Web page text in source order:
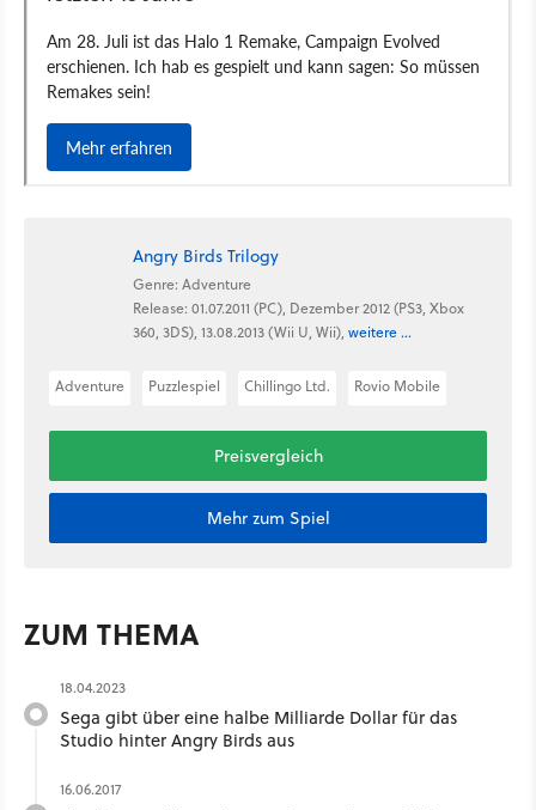
Angry Birds Trilogy
Genre: Adventure
Release: 01.07.2011 (PC), Dezember 2012 (PS3, Xbox
360, 3DS), 13.08.2013 (Wii U, Wii), weitere ...
Adventure Puzzlespiel Chillingo Ltd. Rovio Mobile
Preisvergleich
Mehr zum Spiel
ZUM THEMA
18.04.2023
Sega gibt über eine halbe Milliarde Dollar für das
Studio hinter Angry Birds aus
16.06.2017